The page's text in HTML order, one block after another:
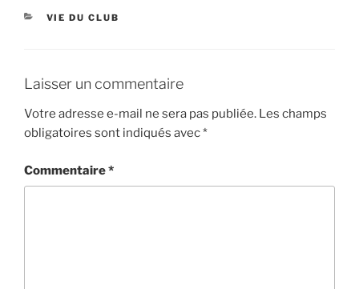
CATÉGORIES
VIE DU CLUB
Laisser un commentaire
Votre adresse e-mail ne sera pas publiée. Les champs
obligatoires sont indiqués avec*
Commentaire*